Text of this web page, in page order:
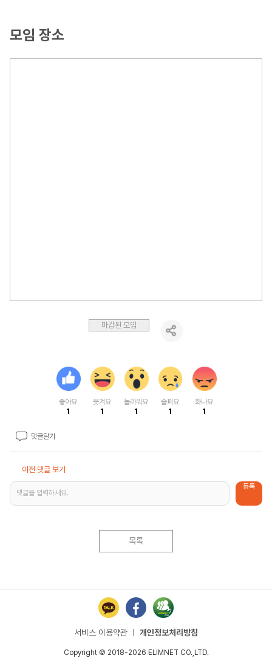
모임 장소
마감된 모임
좋아요
1
웃겨요
1
놀라워요
1
슬퍼요
1
화나요
1
댓글달기
이전 댓글 보기
댓글을 입력하세요.
등록
목록
서비스 이용약관 개인정보처리방침
Copyright © 2018-2026 ELIMNET CO.,LTD.